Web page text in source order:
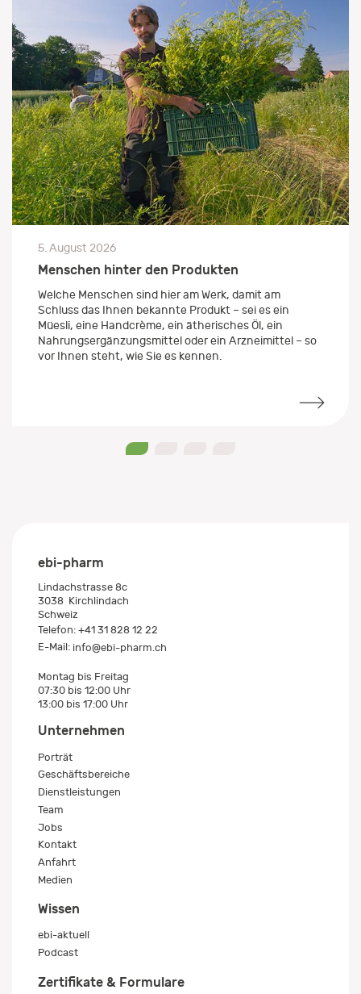
5. August 2026
Menschen hinter den Produkten
Welche Menschen sind hier am Werk, damit am
Schluss das Ihnen bekannte Produkt – sei es ein
Müesli, eine Handcrème, ein ätherisches Öl, ein
Nahrungsergänzungsmittel oder ein Arzneimittel – so
vor Ihnen steht, wie Sie es kennen.
ebi-pharm
Lindachstrasse 8c
3038 Kirchlindach
Schweiz
Telefon: +41 31 828 12 22
E-Mail: info@ebi-pharm.ch
Montag bis Freitag
07:30 bis 12:00 Uhr
13:00 bis 17:00 Uhr
Unternehmen
Porträt
Geschäftsbereiche
Dienstleistungen
Team
Jobs
Kontakt
Anfahrt
Medien
Wissen
ebi-aktuell
Podcast
Zertifikate & Formulare